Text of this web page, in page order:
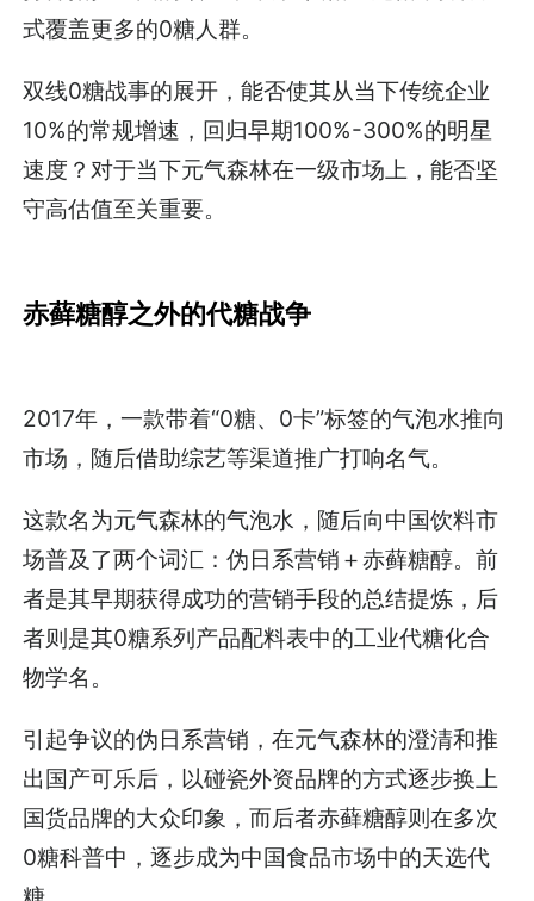
式覆盖更多的0糖人群。
双线0糖战事的展开，能否使其从当下传统企业
10%的常规增速，回归早期100%-300%的明星
速度？对于当下元气森林在一级市场上，能否坚
守高估值至关重要。
赤藓糖醇之外的代糖战争
2017年，一款带着“0糖、0卡”标签的气泡水推向
市场，随后借助综艺等渠道推广打响名气。
这款名为元气森林的气泡水，随后向中国饮料市
场普及了两个词汇：伪日系营销＋赤藓糖醇。前
者是其早期获得成功的营销手段的总结提炼，后
者则是其0糖系列产品配料表中的工业代糖化合
物学名。
引起争议的伪日系营销，在元气森林的澄清和推
出国产可乐后，以碰瓷外资品牌的方式逐步换上
国货品牌的大众印象，而后者赤藓糖醇则在多次
0糖科普中，逐步成为中国食品市场中的天选代